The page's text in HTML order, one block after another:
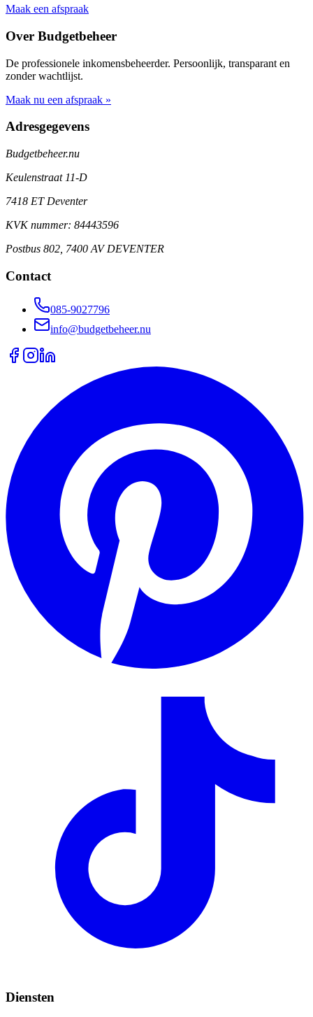
Maak een afspraak
Over Budgetbeheer
De professionele inkomensbeheerder. Persoonlijk, transparant en
zonder wachtlijst.
Maak nu een afspraak »
Adresgegevens
Budgetbeheer.nu
Keulenstraat 11-D
7418 ET Deventer
KVK nummer: 84443596
Postbus 802, 7400 AV DEVENTER
Contact
085-9027796
info@budgetbeheer.nu
Diensten